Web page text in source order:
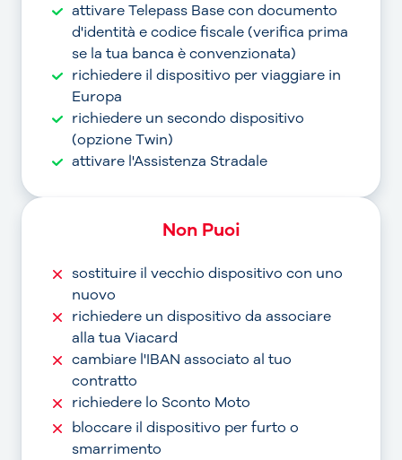
attivare Telepass Base con documento
d'identità e codice fiscale (verifica prima
se la tua banca è convenzionata)
richiedere il dispositivo per viaggiare in
Europa
richiedere un secondo dispositivo
(opzione Twin)
attivare l'Assistenza Stradale
Non Puoi
sostituire il vecchio dispositivo con uno
nuovo
richiedere un dispositivo da associare
alla tua Viacard
cambiare l'IBAN associato al tuo
contratto
richiedere lo Sconto Moto
bloccare il dispositivo per furto o
smarrimento